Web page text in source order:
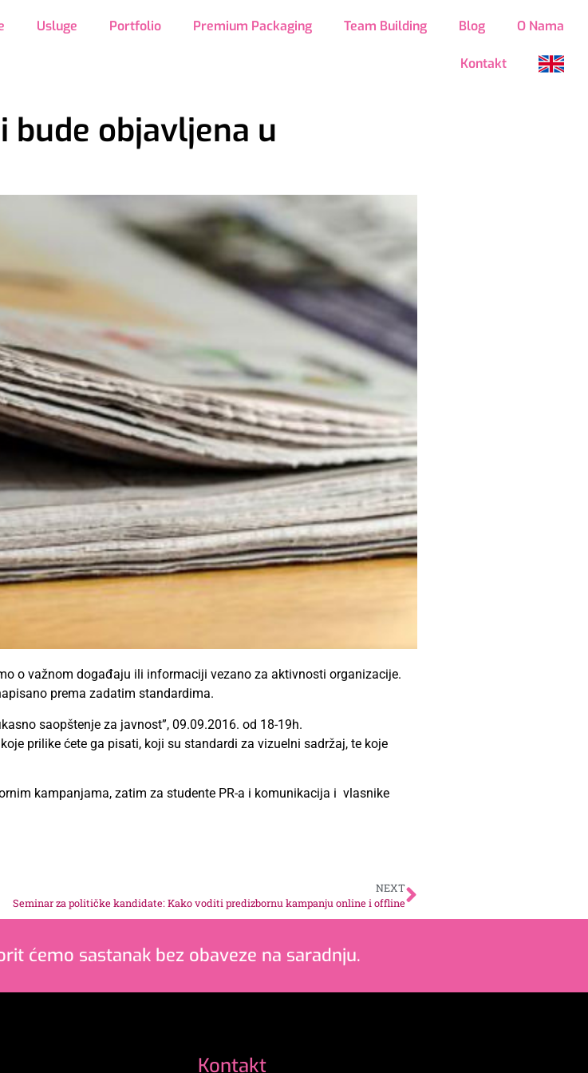
Usluge Portfolio Premium Packaging Team Building Blog O Nama
Kontakt
bude objavljena u
o važnom događaju ili informaciji vezano za aktivnosti organizacije.
prema zadatim standardima.
saopštenje za javnost”, 09.09.2016. od 18-19h.
prilike ćete ga pisati, koji su standardi za vizuelni sadržaj, te koje
kampanjama, zatim za studente PR-a i komunikacija i vlasnike
NEXT
Seminar za političke kandidate: Kako voditi predizbornu kampanju online i offline
ćemo sastanak bez obaveze na saradnju.
Kontakt